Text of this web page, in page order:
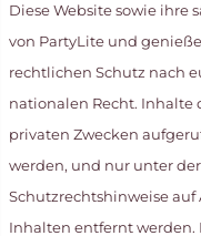
Diese Website sowie
von PartyLite und
rechtlichen Schutz nach
nationalen Recht. Inhalte
privaten Zwecken
werden, und nur unter
Schutzrechtshinweise
Inhalten entfernt